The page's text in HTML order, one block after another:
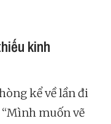
kinh
kể về lần đi
muốn vẽ